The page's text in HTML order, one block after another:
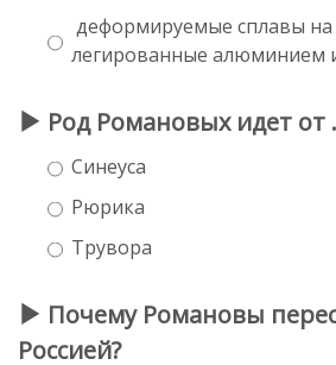
деформируемые сплавы на
легированные алюминием
Род Романовых идет от
Синеуса
Рюрика
Трувора
Почему Романовы
Россией?